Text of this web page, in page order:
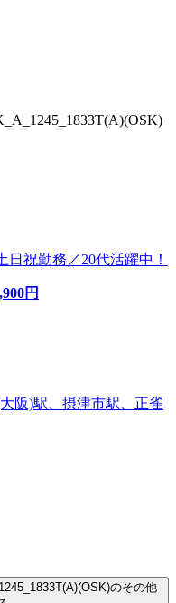
祝勤務／20代活躍中！
円
阪)駅、摂津市駅、正雀
のその他